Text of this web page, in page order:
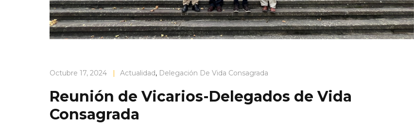
Octubre 17, 2024 | Actualidad, Delegación De Vida Consagrada
Reunión de Vicarios-Delegados de Vida
Consagrada